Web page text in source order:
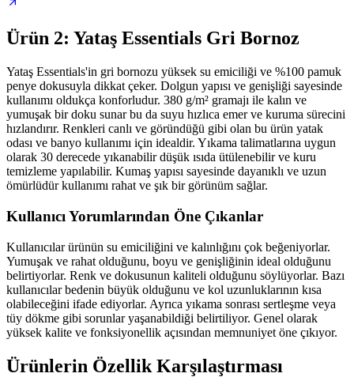
Ürün 2: Yataş Essentials Gri Bornoz
Yataş Essentials'in gri bornozu yüksek su emiciliği ve %100 pamuk
penye dokusuyla dikkat çeker. Dolgun yapısı ve genişliği sayesinde
kullanımı oldukça konforludur. 380 g/m² gramajı ile kalın ve
yumuşak bir doku sunar bu da suyu hızlıca emer ve kuruma sürecini
hızlandırır. Renkleri canlı ve göründüğü gibi olan bu ürün yatak
odası ve banyo kullanımı için idealdir. Yıkama talimatlarına uygun
olarak 30 derecede yıkanabilir düşük ısıda ütülenebilir ve kuru
temizleme yapılabilir. Kumaş yapısı sayesinde dayanıklı ve uzun
ömürlüdür kullanımı rahat ve şık bir görünüm sağlar.
Kullanıcı Yorumlarından Öne Çıkanlar
Kullanıcılar ürünün su emiciliğini ve kalınlığını çok beğeniyorlar.
Yumuşak ve rahat olduğunu, boyu ve genişliğinin ideal olduğunu
belirtiyorlar. Renk ve dokusunun kaliteli olduğunu söylüyorlar. Bazı
kullanıcılar bedenin büyük olduğunu ve kol uzunluklarının kısa
olabileceğini ifade ediyorlar. Ayrıca yıkama sonrası sertleşme veya
tüy dökme gibi sorunlar yaşanabildiği belirtiliyor. Genel olarak
yüksek kalite ve fonksiyonellik açısından memnuniyet öne çıkıyor.
Ürünlerin Özellik Karşılaştırması